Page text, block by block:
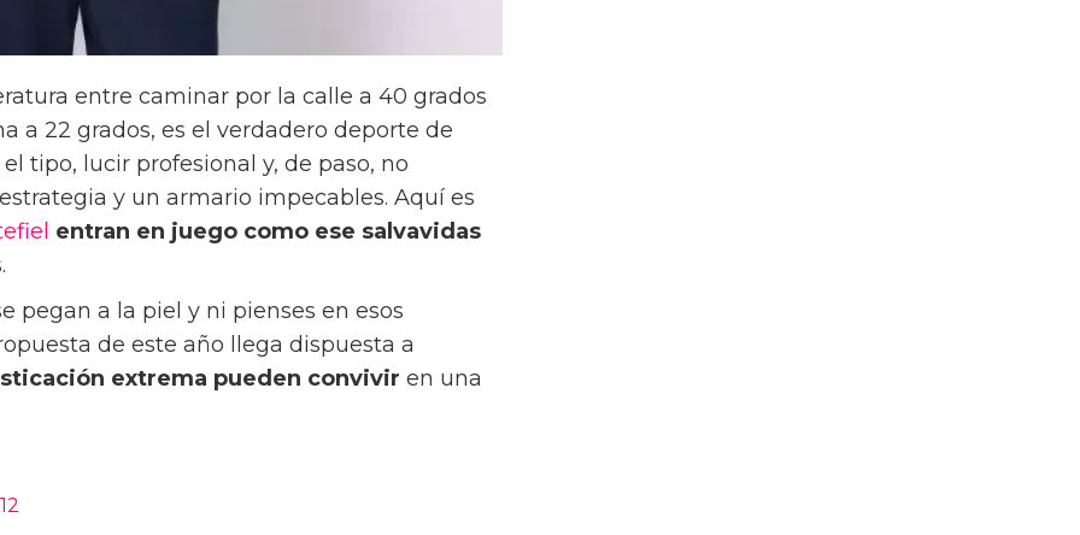
entre caminar por la calle a 40 grados
a 22 grados, es el verdadero deporte de
tipo, lucir profesional y, de paso, no
y un armario impecables. Aquí es
entran en juego como ese salvavidas
pegan a la piel y ni pienses en esos
de este año llega dispuesta a
extrema pueden convivir en una